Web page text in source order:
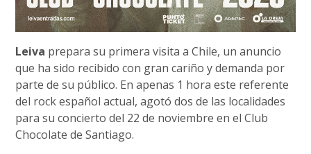
Leiva prepara su primera visita a Chile, un anuncio
que ha sido recibido con gran cariño y demanda por
parte de su público. En apenas 1 hora este referente
del rock español actual, agotó dos de las localidades
para su concierto del 22 de noviembre en el Club
Chocolate de Santiago.